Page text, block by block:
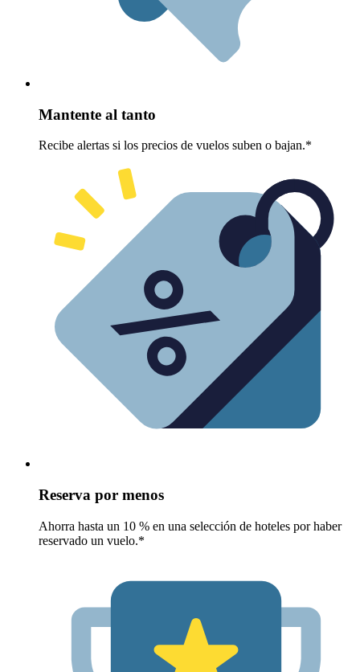
Mantente al tanto
Recibe alertas si los precios de vuelos suben o bajan.*
Reserva por menos
Ahorra hasta un 10 % en una selección de hoteles por haber
reservado un vuelo.*